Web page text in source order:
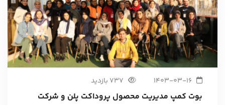
1403-03-16 737 بازدید
بوت کمپ مدیریت محصول پروداکت پلن و شرکت